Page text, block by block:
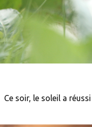
Ce soir, le soleil a